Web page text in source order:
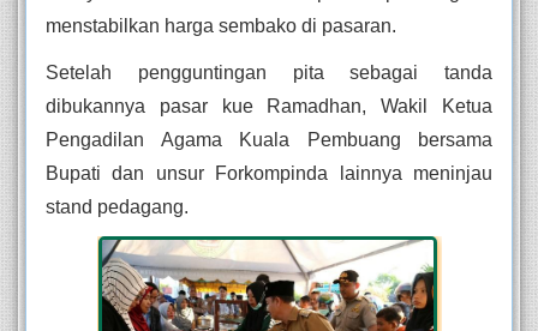
menstabilkan harga sembako di pasaran.
Setelah pengguntingan pita sebagai tanda
dibukannya pasar kue Ramadhan, Wakil Ketua
Pengadilan Agama Kuala Pembuang bersama
Bupati dan unsur Forkompinda lainnya meninjau
stand pedagang.